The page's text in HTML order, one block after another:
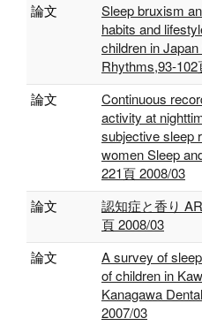
論文
Sleep bruxism
habits and
children in
Rhythms,93-102
論文
Continuous
activity at
subjective sleep
women Sleep
221頁 2008/03
論文
認知症と香り
頁 2008/03
論文
A survey of
of children in
Kanagawa
2007/03